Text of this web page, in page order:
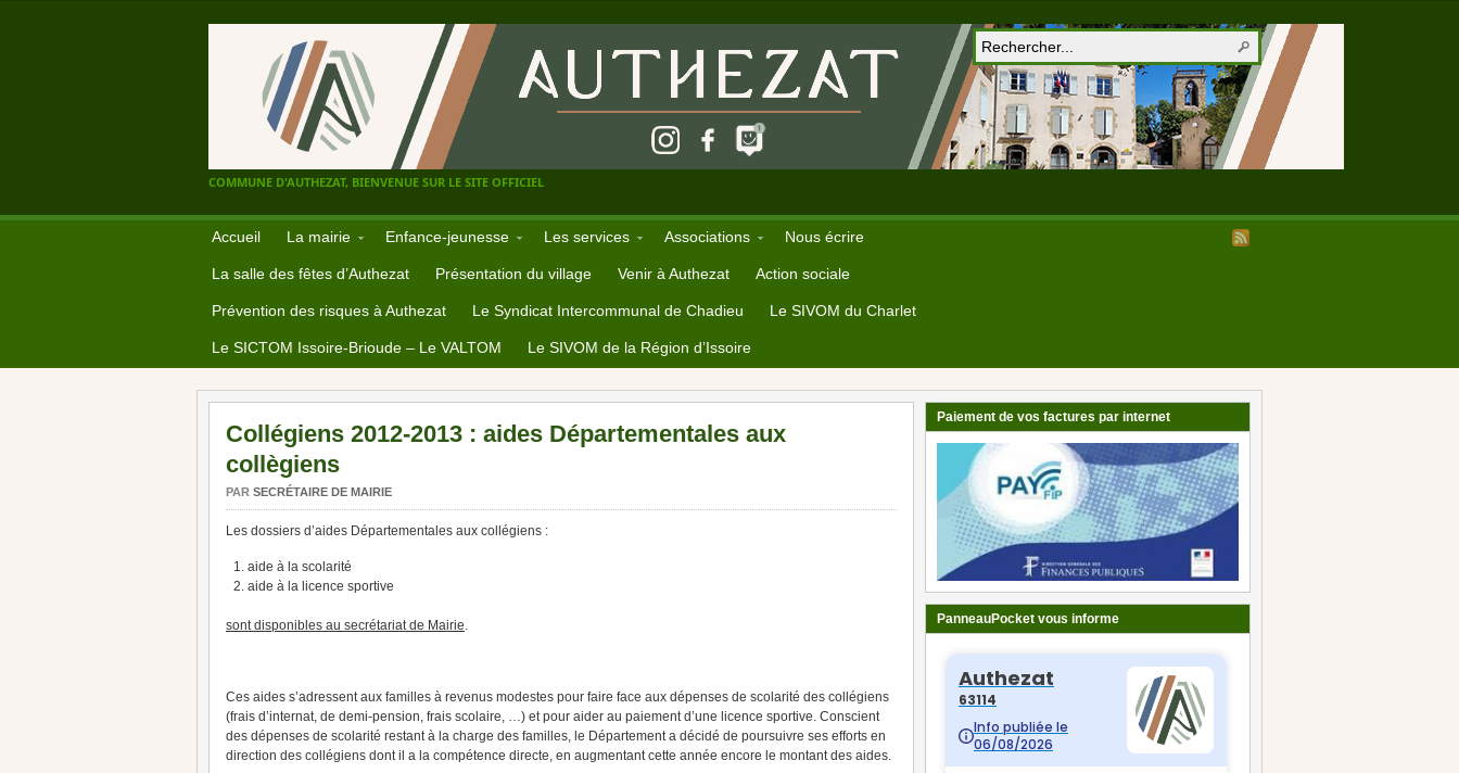
COMMUNE D'AUTHEZAT, BIENVENUE SUR LE SITE OFFICIEL
Accueil La mairie Enfance-jeunesse Les services Associations Nous écrire
La salle des fêtes d’Authezat Présentation du village Venir à Authezat Action sociale
Prévention des risques à Authezat Le Syndicat Intercommunal de Chadieu Le SIVOM du Charlet
Le SICTOM Issoire-Brioude – Le VALTOM Le SIVOM de la Région d’Issoire
Collégiens 2012-2013 : aides Départementales aux
collègiens
PAR SECRÉTAIRE DE MAIRIE
Les dossiers d’aides Départementales aux collégiens :
aide à la scolarité
aide à la licence sportive
sont disponibles au secrétariat de Mairie.
Ces aides s’adressent aux familles à revenus modestes pour faire face aux dépenses de scolarité des collégiens
(frais d’internat, de demi-pension, frais scolaire, …) et pour aider au paiement d’une licence sportive. Conscient
des dépenses de scolarité restant à la charge des familles, le Département a décidé de poursuivre ses efforts en
direction des collégiens dont il a la compétence directe, en augmentant cette année encore le montant des aides.
Paiement de vos factures par internet
PanneauPocket vous informe